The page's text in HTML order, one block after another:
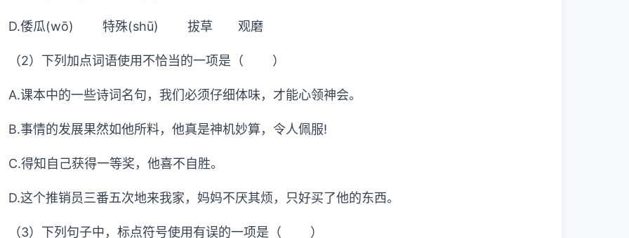
D.倭瓜(wō) 特殊(shū) 拔草 观磨
（2）下列加点词语使用不恰当的一项是（ ）
A.课本中的一些诗词名句，我们必须仔细体味，才能心领神会。
B.事情的发展果然如他所料，他真是神机妙算，令人佩服!
C.得知自己获得一等奖，他喜不自胜。
D.这个推销员三番五次地来我家，妈妈不厌其烦，只好买了他的东西。
（3）下列句子中，标点符号使用有误的一项是（ ）